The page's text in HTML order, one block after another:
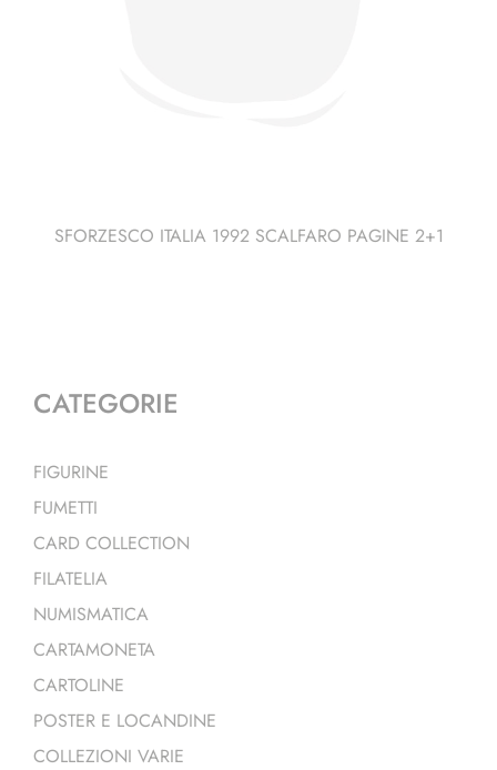
SFORZESCO ITALIA 1992 SCALFARO PAGINE 2+1
CATEGORIE
FIGURINE
FUMETTI
CARD COLLECTION
FILATELIA
NUMISMATICA
CARTAMONETA
CARTOLINE
POSTER E LOCANDINE
COLLEZIONI VARIE